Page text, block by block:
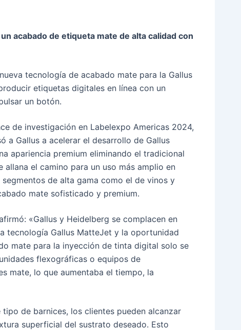
acabado de etiqueta mate de alta calidad con
tecnología de acabado mate para la Gallus
etiquetas digitales en línea con un
un botón.
de investigación en Labelexpo Americas 2024,
a Gallus a acelerar el desarrollo de Gallus
apariencia premium eliminando el tradicional
el camino para un uso más amplio en
de alta gama como el de vinos y
mate sofisticado y premium.
«Gallus y Heidelberg se complacen en
tecnología Gallus MatteJet y la oportunidad
mate para la inyección de tinta digital solo se
flexográficas o equipos de
mate, lo que aumentaba el tiempo, la
de barnices, los clientes pueden alcanzar
superficial del sustrato deseado. Esto